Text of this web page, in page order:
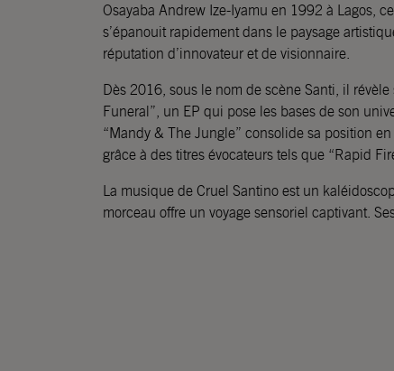
Osayaba Andrew Ize-Iyamu en 1992 à Lagos,
s’épanouit rapidement dans le paysage
réputation d’innovateur et de visionnaire.
Dès 2016, sous le nom de scène Santi, il révèle
Funeral”, un EP qui pose les bases de son
“Mandy & The Jungle” consolide sa position
grâce à des titres évocateurs tels que “Rapid
La musique de Cruel Santino est un
morceau offre un voyage sensoriel captivant.